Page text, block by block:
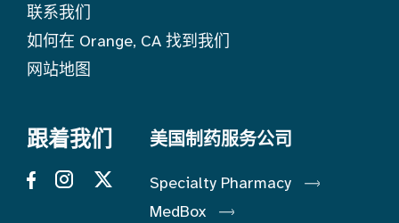
联系我们
如何在 Orange, CA 找到我们
网站地图
跟着我们 美国制药服务公司
Specialty Pharmacy
MedBox